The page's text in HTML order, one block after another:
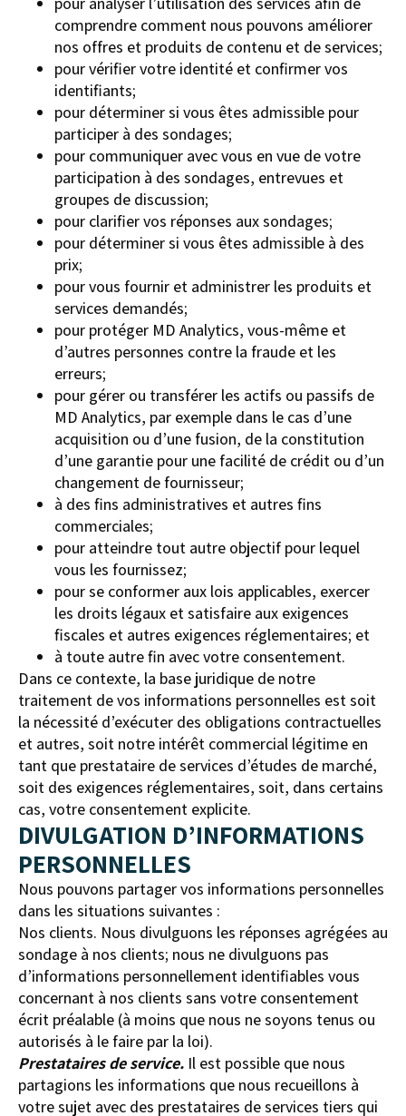
comprendre comment nous pouvons améliorer
nos offres et produits de contenu et de services;
pour vérifier votre identité et confirmer vos
identifiants;
pour déterminer si vous êtes admissible pour
participer à des sondages;
pour communiquer avec vous en vue de votre
participation à des sondages, entrevues et
groupes de discussion;
pour clarifier vos réponses aux sondages;
pour déterminer si vous êtes admissible à des
prix;
pour vous fournir et administrer les produits et
services demandés;
pour protéger MD Analytics, vous-même et
d’autres personnes contre la fraude et les
erreurs;
pour gérer ou transférer les actifs ou passifs de
MD Analytics, par exemple dans le cas d’une
acquisition ou d’une fusion, de la constitution
d’une garantie pour une facilité de crédit ou d’un
changement de fournisseur;
à des fins administratives et autres fins
commerciales;
pour atteindre tout autre objectif pour lequel
vous les fournissez;
pour se conformer aux lois applicables, exercer
les droits légaux et satisfaire aux exigences
fiscales et autres exigences réglementaires; et
à toute autre fin avec votre consentement.
Dans ce contexte, la base juridique de notre
traitement de vos informations personnelles est soit
la nécessité d’exécuter des obligations contractuelles
et autres, soit notre intérêt commercial légitime en
tant que prestataire de services d’études de marché,
soit des exigences réglementaires, soit, dans certains
cas, votre consentement explicite.
DIVULGATION D’INFORMATIONS
PERSONNELLES
Nous pouvons partager vos informations personnelles
dans les situations suivantes :
Nos clients. Nous divulguons les réponses agrégées au
sondage à nos clients; nous ne divulguons pas
d’informations personnellement identifiables vous
concernant à nos clients sans votre consentement
écrit préalable (à moins que nous ne soyons tenus ou
autorisés à le faire par la loi).
Prestataires de service. Il est possible que nous
partagions les informations que nous recueillons à
votre sujet avec des prestataires de services tiers qui